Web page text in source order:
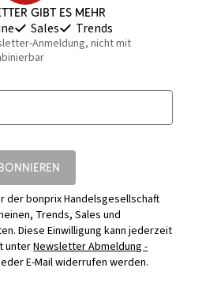
gibt es mehr
Sales Trends
Anmeldung, nicht mit
der bonprix Handelsgesellschaft
Trends, Sales und
Diese Einwilligung kann jederzeit
unterNewsletter Abmeldung -
E-Mail widerrufen werden.